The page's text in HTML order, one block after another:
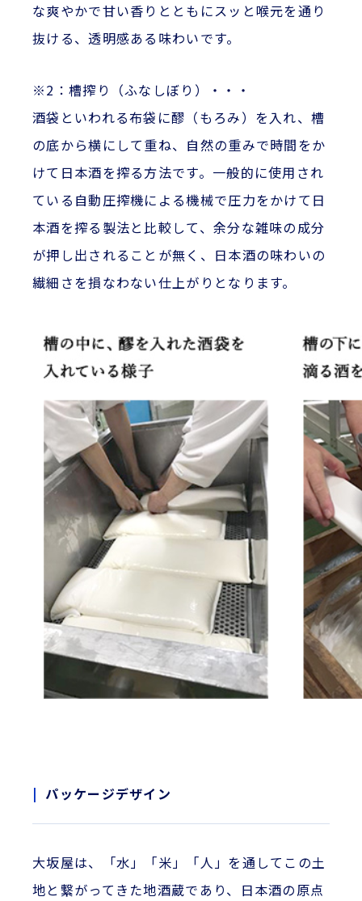
な爽やかで甘い香りとともにスッと喉元を通り
抜ける、透明感ある味わいです。
※2：槽搾り（ふなしぼり）・・・
酒袋といわれる布袋に醪（もろみ）を入れ、槽
の底から横にして重ね、自然の重みで時間をか
けて日本酒を搾る方法です。一般的に使用され
ている自動圧搾機による機械で圧力をかけて日
本酒を搾る製法と比較して、余分な雑味の成分
が押し出されることが無く、日本酒の味わいの
繊細さを損なわない仕上がりとなります。
パッケージデザイン
大坂屋は、「水」「米」「人」を通してこの土
地と繋がってきた地酒蔵であり、日本酒の原点